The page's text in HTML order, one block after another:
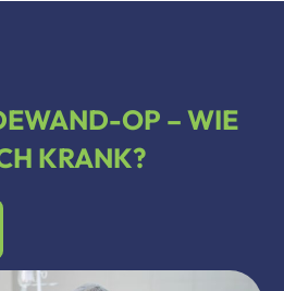
OP – WIE
KRANK?